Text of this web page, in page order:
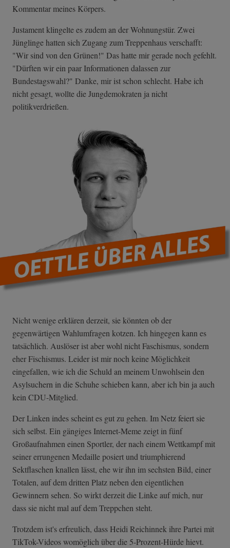
Kommentar meines Körpers.
Justament klingelte es zudem an der Wohnungstür. Zwei
Jünglinge hatten sich Zugang zum Treppenhaus verschafft:
"Wir sind von den Grünen!" Das hatte mir gerade noch gefehlt.
"Dürften wir ein paar Informationen dalassen zur
Bundestagswahl?" Danke, mir ist schon schlecht. Habe ich
nicht gesagt, wollte die Jungdemokraten ja nicht
politikverdrießen.
Nicht wenige erklären derzeit, sie könnten ob der
gegenwärtigen Wahlumfragen kotzen. Ich hingegen kann es
tatsächlich. Auslöser ist aber wohl nicht Faschismus, sondern
eher Fischismus. Leider ist mir noch keine Möglichkeit
eingefallen, wie ich die Schuld an meinem Unwohlsein den
Asylsuchern in die Schuhe schieben kann, aber ich bin ja auch
kein CDU-Mitglied.
Der Linken indes scheint es gut zu gehen. Im Netz feiert sie
sich selbst. Ein gängiges Internet-Meme zeigt in fünf
Großaufnahmen einen Sportler, der nach einem Wettkampf mit
seiner errungenen Medaille posiert und triumphierend
Sektflaschen knallen lässt, ehe wir ihn im sechsten Bild, einer
Totalen, auf dem dritten Platz neben den eigentlichen
Gewinnern sehen. So wirkt derzeit die Linke auf mich, nur
dass sie nicht mal auf dem Treppchen steht.
Trotzdem ist's erfreulich, dass Heidi Reichinnek ihre Partei mit
TikTok-Videos womöglich über die 5-Prozent-Hürde hievt.